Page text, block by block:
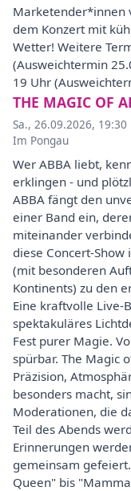
Marketender*innen
dem Konzert mit
Wetter! Weitere
(Ausweichtermin
19 Uhr
THE MAGIC OF
Sa., 26.09.2026, 19:30
Im Pongau
Wer ABBA liebt,
erklingen - und
ABBA fängt den
einer Band ein,
miteinander
diese Concert-
(mit besonderen
Kontinents) zu den
Eine kraftvolle Live-
spektakuläres
Fest purer Magie.
spürbar. The Magic
Präzision,
besonders macht,
Moderationen, die
Teil des Abends
Erinnerungen
gemeinsam
Queen" bis